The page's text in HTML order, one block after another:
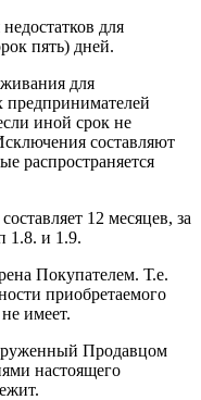
для
пять) дней.
для
иной срок не
составляют
распространяется
12 месяцев, за
1.8. и 1.9.
Покупателем. Т.е.
приобретаемого
имеет.
Продавцом
настоящего